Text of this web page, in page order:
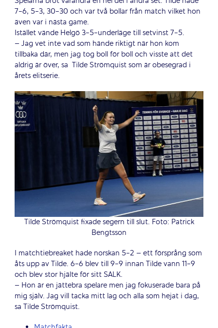
7-6, 5-3, 30-30 och var två bollar från match vilket hon
även var i nästa game.
Istället vände Helgö 3-5-underläge till setvinst 7-5.
– Jag vet inte vad som hände riktigt när hon kom
tillbaka där, men jag tog boll för boll och visste att det
aldrig är över, sa Tilde Strömquist som är obesegrad i
årets elitserie.
Tilde Strömquist fixade segern till slut. Foto: Patrick
Bengtsson
I matchtiebreaket hade norskan 5-2 – ett försprång som
åts upp av Tilde. 6-6 blev till 9-9 innan Tilde vann 11-9
och blev stor hjälte för sitt SALK.
– Hon är en jättebra spelare men jag fokuserade bara på
mig själv. Jag vill tacka mitt lag och alla som hejat i dag,
sa Tilde Strömquist.